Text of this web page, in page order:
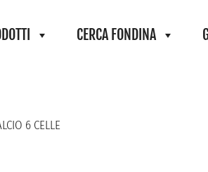
CERCA FONDINA
6 CELLE